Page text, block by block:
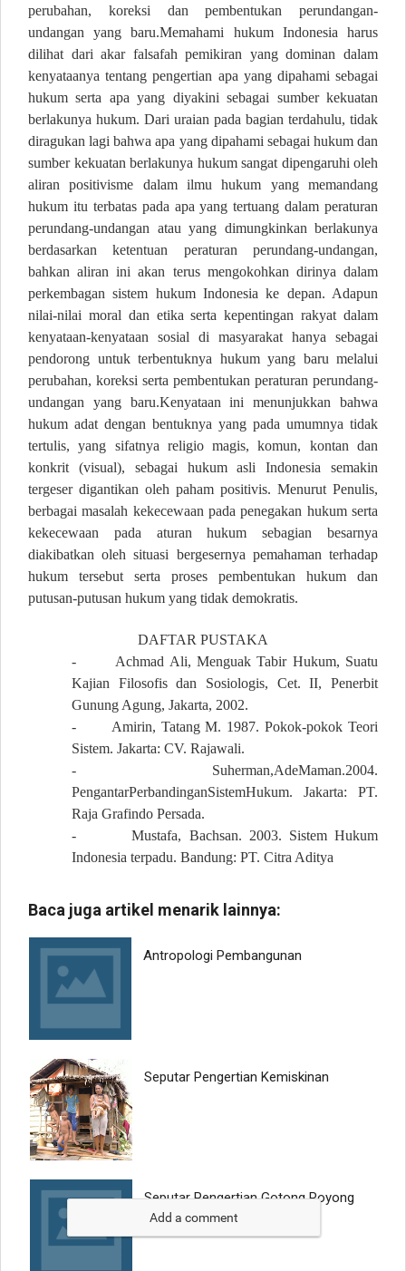
perubahan, koreksi dan pembentukan perundangan-
undangan yang baru.Memahami hukum Indonesia harus
dilihat dari akar falsafah pemikiran yang dominan dalam
kenyataanya tentang pengertian apa yang dipahami sebagai
hukum serta apa yang diyakini sebagai sumber kekuatan
berlakunya hukum. Dari uraian pada bagian terdahulu, tidak
diragukan lagi bahwa apa yang dipahami sebagai hukum dan
sumber kekuatan berlakunya hukum sangat dipengaruhi oleh
aliran positivisme dalam ilmu hukum yang memandang
hukum itu terbatas pada apa yang tertuang dalam peraturan
perundang-undangan atau yang dimungkinkan berlakunya
berdasarkan ketentuan peraturan perundang-undangan,
bahkan aliran ini akan terus mengokohkan dirinya dalam
perkembagan sistem hukum Indonesia ke depan. Adapun
nilai-nilai moral dan etika serta kepentingan rakyat dalam
kenyataan-kenyataan sosial di masyarakat hanya sebagai
pendorong untuk terbentuknya hukum yang baru melalui
perubahan, koreksi serta pembentukan peraturan perundang-
undangan yang baru.Kenyataan ini menunjukkan bahwa
hukum adat dengan bentuknya yang pada umumnya tidak
tertulis, yang sifatnya religio magis, komun, kontan dan
konkrit (visual), sebagai hukum asli Indonesia semakin
tergeser digantikan oleh paham positivis. Menurut Penulis,
berbagai masalah kekecewaan pada penegakan hukum serta
kekecewaan pada aturan hukum sebagian besarnya
diakibatkan oleh situasi bergesernya pemahaman terhadap
hukum tersebut serta proses pembentukan hukum dan
putusan-putusan hukum yang tidak demokratis.
DAFTAR PUSTAKA
-
Achmad Ali, Menguak Tabir Hukum, Suatu
Kajian Filosofis dan Sosiologis, Cet. II, Penerbit
Gunung Agung, Jakarta, 2002.
-
Amirin, Tatang M. 1987. Pokok-pokok Teori
Sistem. Jakarta: CV. Rajawali.
-
Suherman,AdeMaman.2004.
PengantarPerbandinganSistemHukum. Jakarta: PT.
Raja Grafindo Persada.
-
Mustafa, Bachsan. 2003. Sistem Hukum
Indonesia terpadu. Bandung: PT. Citra Aditya
Add a comment